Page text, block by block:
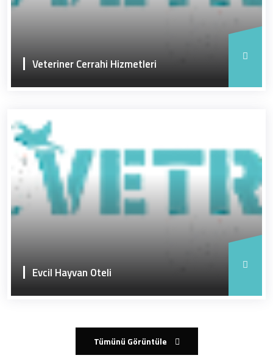
Veteriner Cerrahi Hizmetleri
Evcil Hayvan Oteli
Tümünü Görüntüle